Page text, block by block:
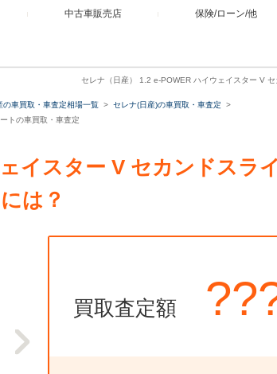
中古車販売店 保険/ローン/他
セレナ（日産） 1.2 e-POWER ハイウェイスター V
の車買取・車査定相場一覧
セレナ(日産)の車買取・車査定
トの車買取・車査定
イスター V セカンドスラ
は？
買取査定額